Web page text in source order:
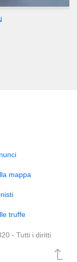
mappa
truffe
- Tutti i diritti